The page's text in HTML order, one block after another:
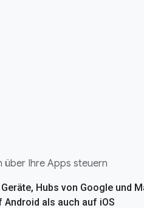
über Ihre Apps steuern
Hubs von Google und
als auch auf iOS